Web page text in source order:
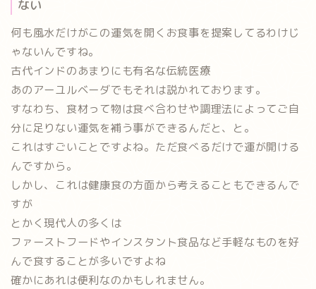
ない
何も風水だけがこの運気を開くお食事を提案してるわけじ
ゃないんですね。
古代インドのあまりにも有名な伝統医療
あのアーユルベーダでもそれは説かれております。
すなわち、食材って物は食べ合わせや調理法によってご自
分に足りない運気を補う事ができるんだと、と。
これはすごいことですよね。 ただ食べるだけで運が開ける
んですから。
しかし、これは健康食の方面から考えることもできるんで
すが
とかく現代人の多くは
ファーストフードやインスタント食品など手軽なものを好
んで食することが多いですよね
確かにあれは便利なのかもしれません。